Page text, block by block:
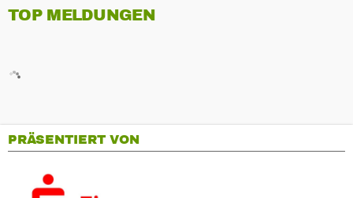
TOP MELDUNGEN
PRÄSENTIERT VON